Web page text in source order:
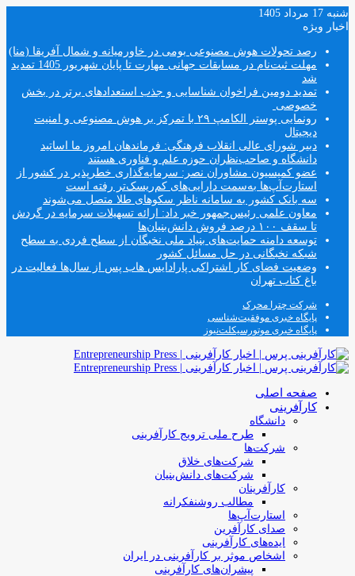
شنبه 17 مرداد 1405
اخبار ویژه
رصد تحولات هوش مصنوعی بومی در خاورمیانه و شمال آفریقا (منا)
مهلت ثبت‌نام در مسابقات جهانی مهارت تا پایان شهریور 1405 تمدید
شد
تمدید دومین فراخوان شناسایی و جذب استعدادهای برتر در بخش
خصوصی
رونمایی پوستر الکامپ ۲۹ با تمرکز بر هوش مصنوعی و امنیت
دیجیتال
دبیر شورای عالی انقلاب فرهنگی: فرماندهان امروز ما اساتید
دانشگاه و صاحب‌نظران حوزه علم و فناوری هستند
عضو کمیسیون مشاوران نصر: سرمایه‌گذاری خطرپذیر در کشور از
استارت‌آپ‌ها به‌سمت دارایی‌های کم‌ریسک‌تر رفته است
سه بانک کشور به سامانه ناظر سکوهای طلا متصل می‌شوند
معاون علمی رئیس‌جمهور خبر داد: ارائه تسهیلات سرمایه در گردش
تا سقف ۱۰۰ درصد فروش دانش‌بنیان‌ها
توسعه دامنه حمایت‌های بنیاد ملی نخبگان از سطح فردی به سطح
شبکه نخبگانی در حل مسائل کشور
وضعیت فضای کار اشتراکی پارادایس هاب پس از سال‌ها فعالیت در
باغ کتاب تهران
شرکت چترا محرک
پایگاه خبری موفقیت‌شناسی
پایگاه خبری موتورسیکلت‌نیوز
صفحه اصلی
کارآفرینی
دانشگاه
طرح ملی ترویج کارآفرینی
شرکت‌ها
شرکت‌های خلاق
شرکت‌های دانش‌بنیان
کارآفرینان
مطالب روشنفکرانه
استارت‌آپ‌ها
صدای کارآفرین
ایده‌های کارآفرینی
اشخاص موثر بر کارآفرینی در ایران
پیشران‌های کارآفرینی